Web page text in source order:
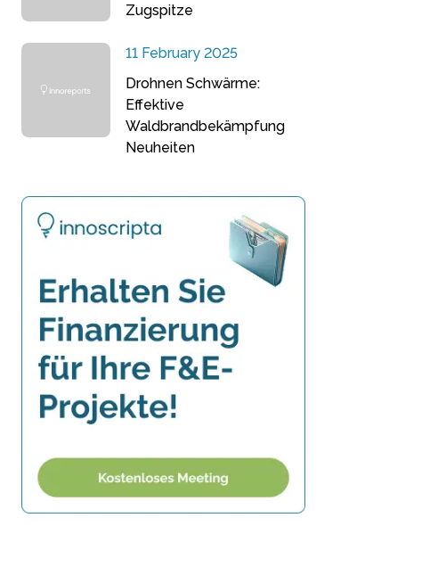
Zugspitze
11 February 2025
Drohnen Schwärme:
Effektive
Waldbrandbekämpfung
Neuheiten